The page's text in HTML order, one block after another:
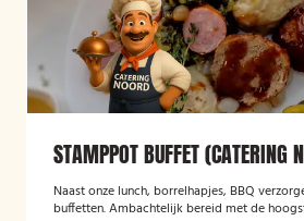
STAMPPOT BUFFET (CATERING
Naast onze lunch, borrelhapjes, BBQ
buffetten. Ambachtelijk bereid met de